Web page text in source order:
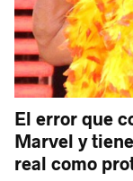
El error que
Marvel y
real como